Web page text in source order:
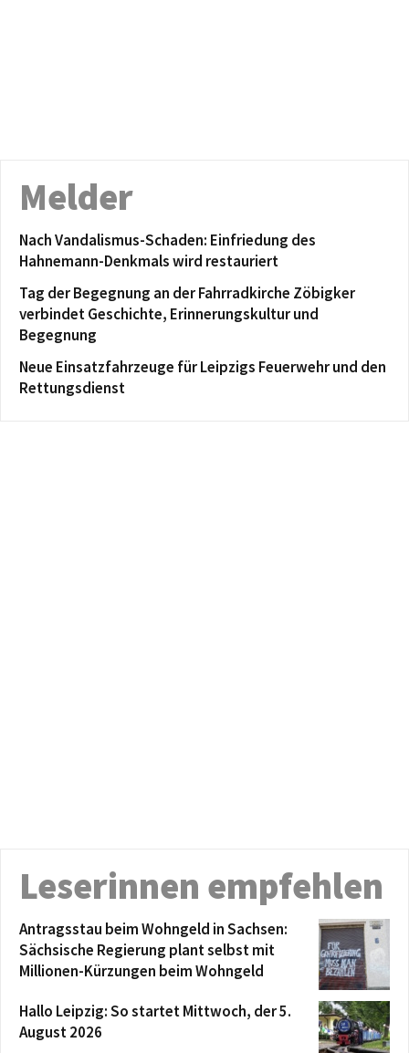
Melder
Nach Vandalismus-Schaden: Einfriedung des
Hahnemann-Denkmals wird restauriert
Tag der Begegnung an der Fahrradkirche Zöbigker
verbindet Geschichte, Erinnerungskultur und
Begegnung
Neue Einsatzfahrzeuge für Leipzigs Feuerwehr und den
Rettungsdienst
Leserinnen empfehlen
Antragsstau beim Wohngeld in Sachsen:
Sächsische Regierung plant selbst mit
Millionen-Kürzungen beim Wohngeld
Hallo Leipzig: So startet Mittwoch, der 5.
August 2026